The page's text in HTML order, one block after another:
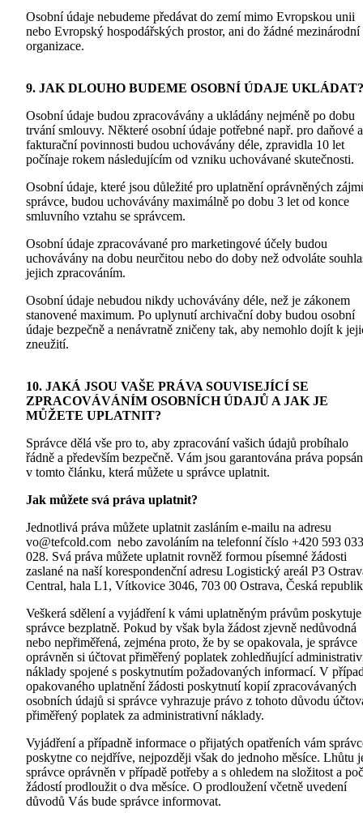
Osobní údaje nebudeme předávat do zemí mimo Evropskou unii
nebo Evropský hospodářských prostor, ani do žádné mezinárodní
organizace.
9. JAK DLOUHO BUDEME OSOBNÍ ÚDAJE UKLÁDAT?
Osobní údaje budou zpracovávány a ukládány nejméně po dobu
trvání smlouvy. Některé osobní údaje potřebné např. pro daňové a
fakturační povinnosti budou uchovávány déle, zpravidla 10 let
počínaje rokem následujícím od vzniku uchovávané skutečnosti.
Osobní údaje, které jsou důležité pro uplatnění oprávněných
správce, budou uchovávány maximálně po dobu 3 let od konce
smluvního vztahu se správcem.
Osobní údaje zpracovávané pro marketingové účely budou
uchovávány na dobu neurčitou nebo do doby než odvoláte
jejich zpracováním.
Osobní údaje nebudou nikdy uchovávány déle, než je zákonem
stanovené maximum. Po uplynutí archivační doby budou osobní
údaje bezpečně a nenávratně zničeny tak, aby nemohlo dojít k
zneužití.
10. JAKÁ JSOU VAŠE PRÁVA SOUVISEJÍCÍ SE
ZPRACOVÁVÁNÍM OSOBNÍCH ÚDAJŮ A JAK JE
MŮŽETE UPLATNIT?
Správce dělá vše pro to, aby zpracování vašich údajů probíhalo
řádně a především bezpečně. Vám jsou garantována práva
v tomto článku, která můžete u správce uplatnit.
Jak můžete svá práva uplatnit?
Jednotlivá práva můžete uplatnit zasláním e-mailu na adresu
vo@tefcold.com nebo zavoláním na telefonní číslo +420 593 033
028. Svá práva můžete uplatnit rovněž formou písemné žádosti
zaslané na naší korespondenční adresu Logistický areál P3
Central, hala L1, Vítkovice 3046, 703 00 Ostrava, Česká
Veškerá sdělení a vyjádření k vámi uplatněným právům poskytuje
správce bezplatně. Pokud by však byla žádost zjevně nedůvodná
nebo nepřiměřená, zejména proto, že by se opakovala, je správce
oprávněn si účtovat přiměřený poplatek zohledňující
náklady spojené s poskytnutím požadovaných informací. V
opakovaného uplatnění žádosti poskytnutí kopií zpracovávaných
osobních údajů si správce vyhrazuje právo z tohoto důvodu
přiměřený poplatek za administrativní náklady.
Vyjádření a případně informace o přijatých opatřeních vám
poskytne co nejdříve, nejpozději však do jednoho měsíce. Lhůtu
správce oprávněn v případě potřeby a s ohledem na složitost a
žádostí prodloužit o dva měsíce. O prodloužení včetně uvedení
důvodů Vás bude správce informovat.